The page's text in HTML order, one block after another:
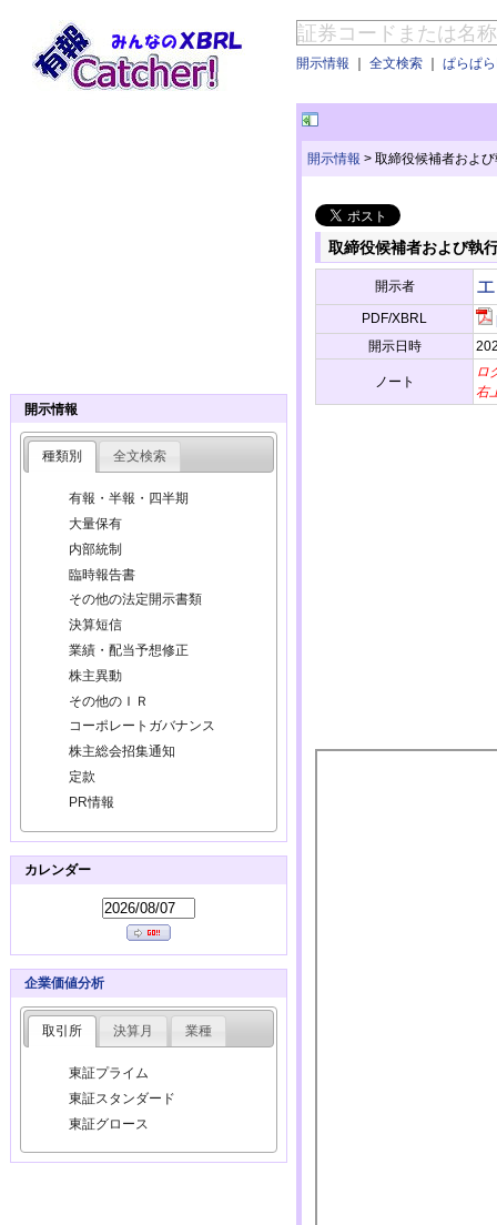
開示情報 ｜ 全文検索 ｜ ぱらぱ
開示情報 > 取締役候補者およ
取締役候補者および執
開示者
PDF/XBRL
開示日時
ノート
ロ
右
開示情報
種類別 全文検索
有報・半報・四半期
大量保有
内部統制
臨時報告書
その他の法定開示書類
決算短信
業績・配当予想修正
株主異動
その他のＩＲ
コーポレートガバナンス
株主総会招集通知
定款
PR情報
カレンダー
企業価値分析
取引所 決算月 業種
東証プライム
東証スタンダード
東証グロース